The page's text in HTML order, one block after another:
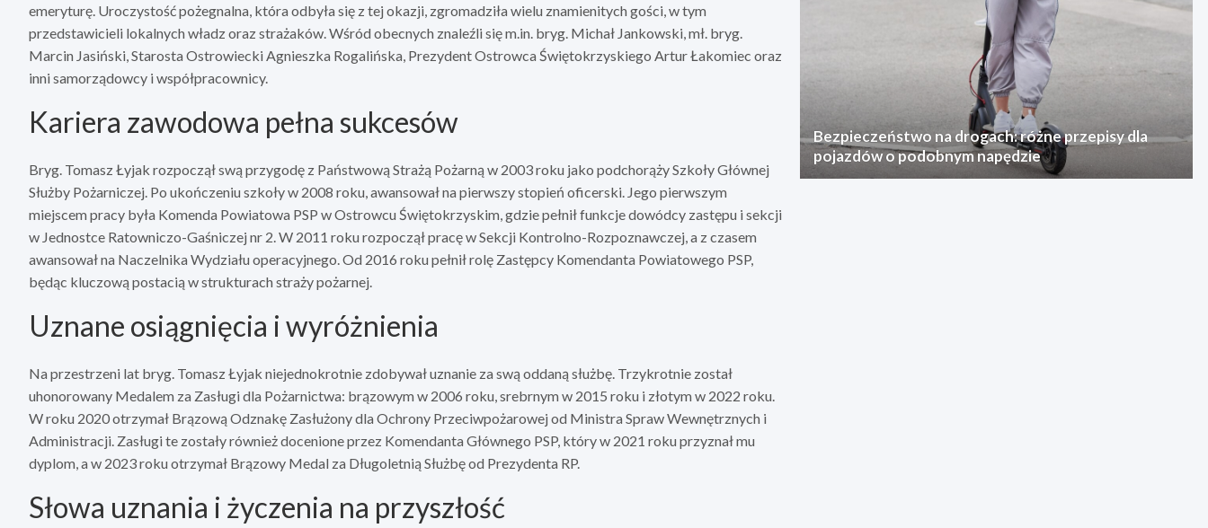
emeryturę. Uroczystość pożegnalna, która odbyła się z tej okazji, zgromadziła wielu znamienitych gości, w tym
przedstawicieli lokalnych władz oraz strażaków. Wśród obecnych znaleźli się m.in. bryg. Michał Jankowski, mł. bryg.
Marcin Jasiński, Starosta Ostrowiecki Agnieszka Rogalińska, Prezydent Ostrowca Świętokrzyskiego Artur Łakomiec oraz
inni samorządowcy i współpracownicy.
Kariera zawodowa pełna sukcesów
Bryg. Tomasz Łyjak rozpoczął swą przygodę z Państwową Strażą Pożarną w 2003 roku jako podchorąży Szkoły Głównej
Służby Pożarniczej. Po ukończeniu szkoły w 2008 roku, awansował na pierwszy stopień oficerski. Jego pierwszym
miejscem pracy była Komenda Powiatowa PSP w Ostrowcu Świętokrzyskim, gdzie pełnił funkcje dowódcy zastępu i sekcji
w Jednostce Ratowniczo-Gaśniczej nr 2. W 2011 roku rozpoczął pracę w Sekcji Kontrolno-Rozpoznawczej, a z czasem
awansował na Naczelnika Wydziału operacyjnego. Od 2016 roku pełnił rolę Zastępcy Komendanta Powiatowego PSP,
będąc kluczową postacią w strukturach straży pożarnej.
Uznane osiągnięcia i wyróżnienia
Na przestrzeni lat bryg. Tomasz Łyjak niejednokrotnie zdobywał uznanie za swą oddaną służbę. Trzykrotnie został
uhonorowany Medalem za Zasługi dla Pożarnictwa: brązowym w 2006 roku, srebrnym w 2015 roku i złotym w 2022 roku.
W roku 2020 otrzymał Brązową Odznakę Zasłużony dla Ochrony Przeciwpożarowej od Ministra Spraw Wewnętrznych i
Administracji. Zasługi te zostały również docenione przez Komendanta Głównego PSP, który w 2021 roku przyznał mu
dyplom, a w 2023 roku otrzymał Brązowy Medal za Długoletnią Służbę od Prezydenta RP.
Słowa uznania i życzenia na przyszłość
Bezpieczeństwo na drogach: różne przepisy dla
pojazdów o podobnym napędzie